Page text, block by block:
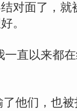
对面了，
。
一直以来都
他们，也